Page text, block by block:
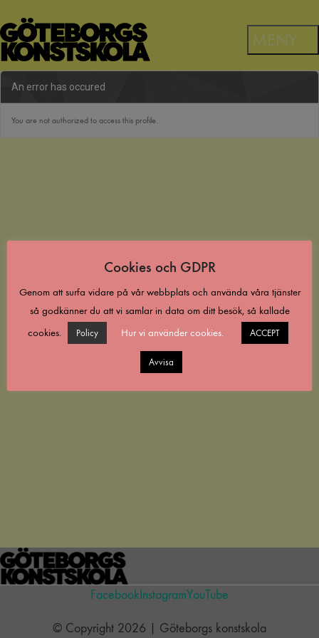
An error has occured
You are not authorized to access this profile.
© Copyright 2026 | Göteborgs konstskola
Facebook InstagramYouTube
Cookies och GDPR
Genom att surfa vidare på vår webbplats och använda våra tjänster
så godkänner du att vi samlar in data om ditt besök, så kallade
cookies.
Policy Hur vi använder cookies. ACCEPT
Avvisa